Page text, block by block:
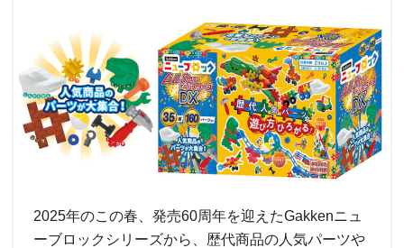
2025年のこの春、発売60周年を迎えたGakkenニュ
ーブロックシリーズから、歴代商品の人気パーツや